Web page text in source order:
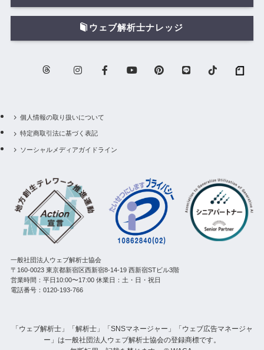
ウェブ解析士ナレッジ
個人情報の取り扱いについて
特定商取引法に基づく表記
ソーシャルメディアガイドライン
一般社団法人ウェブ解析士協会
〒160-0023 東京都新宿区西新宿8-14-19 西新宿STビル3階
営業時間：平日10:00〜17:00 休業日：土・日・祝日
電話番号：0120-193-766
「ウェブ解析士」「解析士」「SNSマネージャー」「ウェブ広告マネージャ
ー」は一般社団法人ウェブ解析士協会の登録商標です。